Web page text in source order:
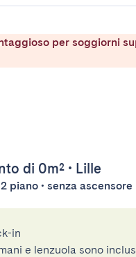
per soggiorni
di 0m² • Lille
piano • senza ascensore
in
e lenzuola sono